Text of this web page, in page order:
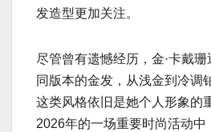
发造型更加关注。
尽管曾有遗憾经历，金·卡戴
同版本的金发，从浅金到冷调
这类风格依旧是她个人形象的
2026年的一场重要时尚活动中